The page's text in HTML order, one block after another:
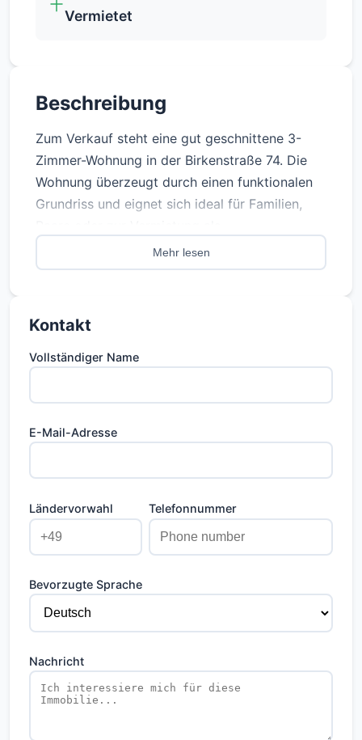
Vermietet
Beschreibung
Zum Verkauf steht eine gut geschnittene 3-
Zimmer-Wohnung in der Birkenstraße 74. Die
Wohnung überzeugt durch einen funktionalen
Grundriss und eignet sich ideal für Familien,
Wohngemeinschaft.
unterkellert, die Fernwärmeheizung stammt aus
dem Jahr 2023. Die Fenster wurden 2025
abgeschlossen worden.
Die Wohnung ist derzeit vermietet; eine
-3 Zimmer mit klarer Raumaufteilung
-Separate Küche
-Badezimmer mit Badewanne
-Kellerabteil inklusive
Mehr lesen
Kontakt
Vollständiger Name
E-Mail-Adresse
Ländervorwahl Telefonnummer
Bevorzugte Sprache
Nachricht